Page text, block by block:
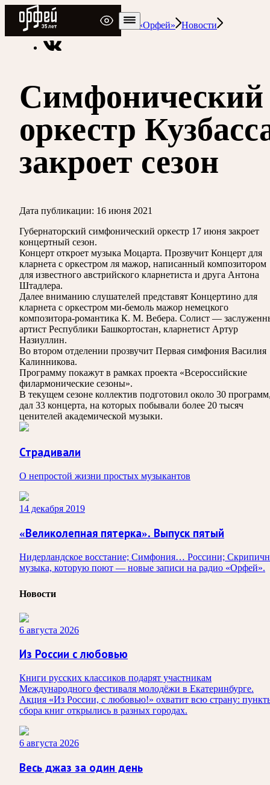
Радио Орфей
Радио классической музыки «Орфей»
Новости
Симфонический
оркестр
закроет сезон
Дата публикации: 16 июня 2021
Губернаторский симфонический оркестр 17 июня закроет
концертный сезон.
Концерт откроет музыка Моцарта. Прозвучит Концерт для
кларнета с оркестром ля мажор, написанный композитором
для известного австрийского кларнетиста и друга Антона
Штадлера.
Далее вниманию слушателей представят Концертино для
кларнета с оркестром ми-бемоль мажор немецкого
композитора-романтика К. М. Вебера. Солист —
артист Республики Башкортостан, кларнетист Артур
Назиуллин.
Во втором отделении прозвучит Первая симфония Василия
Калинникова.
Программу покажут в рамках проекта «Всероссийские
филармонические сезоны».
В текущем сезоне коллектив подготовил около 30
дал 33 концерта, на которых побывали более 20 тысяч
ценителей академической музыки.
Страдивали
О непростой жизни простых музыкантов
14 декабря 2019
«Великолепная пятерка». Выпуск пятый
Нидерландское восстание; Симфония… Россини;
музыка, которую поют — новые записи на радио «Орфей».
Новости
6 августа 2026
Из России с любовью
Книги русских классиков подарят участникам
Международного фестиваля молодёжи в Екатеринбурге.
Акция «Из России, с любовью!» охватит всю страну:
сбора книг открылись в разных городах.
6 августа 2026
Весь джаз за один день